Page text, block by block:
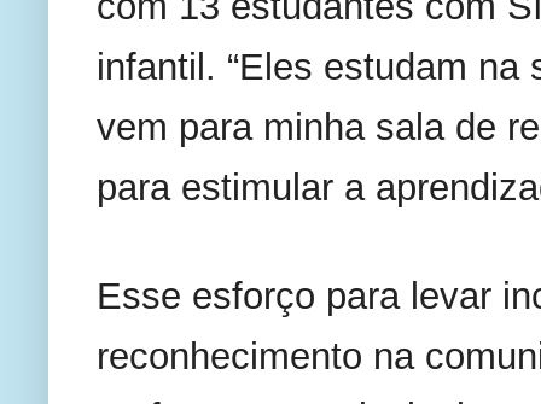
infantil. “Eles estudam
vem para minha sala de
para estimular a
Esse esforço para levar
reconhecimento na